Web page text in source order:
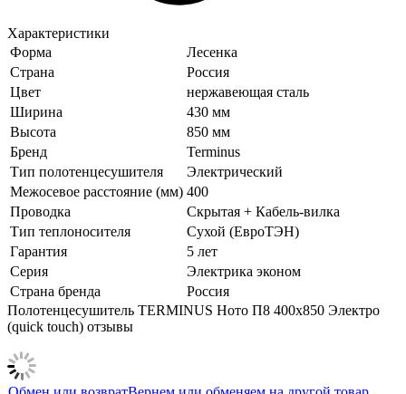
Характеристики
Форма
Лесенка
Страна
Россия
Цвет
нержавеющая сталь
Ширина
430 мм
Высота
850 мм
Бренд
Terminus
Тип полотенцесушителя
Электрический
Межосевое расстояние (мм) 400
Проводка
Скрытая + Кабель-вилка
Тип теплоносителя
Сухой (ЕвроТЭН)
Гарантия
5 лет
Серия
Электрика эконом
Страна бренда
Россия
Полотенцесушитель TERMINUS Ното П8 400х850 Электро
(quick touch) отзывы